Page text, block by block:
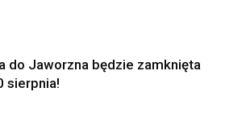
do Jaworzna będzie zamknięta
sierpnia!